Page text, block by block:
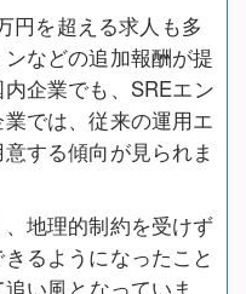
円を超える求人も多
などの追加報酬が提
企業でも、SREエン
では、従来の運用エ
する傾向が見られま
地理的制約を受けず
るようになったこと
い風となっていま